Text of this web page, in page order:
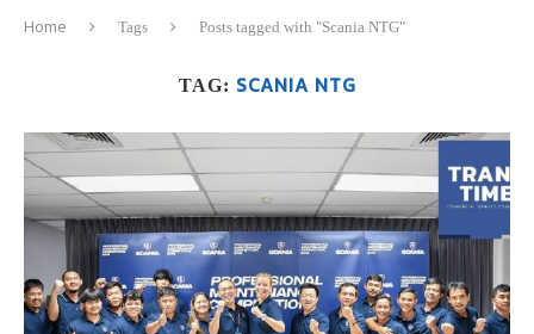
Home Tags Posts tagged with "Scania NTG"
TAG: SCANIA NTG